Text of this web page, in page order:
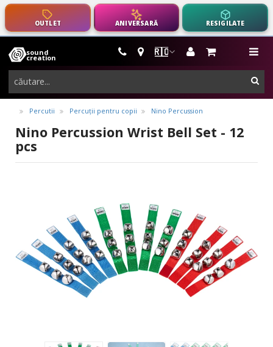
OUTLET ANIVERSARĂ RESIGILATE
🇷🇴
sound
creation
instrumente
muzicale,
echipamente
pro-
audio
Percutii Percuții pentru copii Nino Percussion
Nino Percussion Wrist Bell Set - 12
pcs